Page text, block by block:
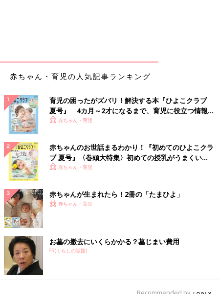
赤ちゃん・育児の人気記事ランキング
育児の困ったがズバリ！解決する本『ひよこクラブ
夏号』 4カ月～2才になるまで、育児に役立つ情報が
いっぱい！
赤ちゃん・育児
赤ちゃんのお世話まるわかり！『初めてのひよこクラ
ブ 夏号』〈巻頭大特集〉初めての授乳がうまくい
く！ おっぱい・ミルクの基本と夏のトラブル 解決テ
赤ちゃん・育児
赤ちゃんが生まれたら！2冊の「たまひよ」
赤ちゃん・育児
お墓の撤去にいくらかかる？墓じまい費用
PR(くらしの話題)